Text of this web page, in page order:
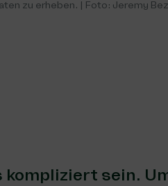
zu erheben. | Foto: Jeremy
sein.